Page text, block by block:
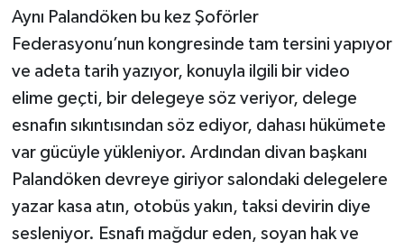
Aynı Palandöken bu kez Şoförler
Federasyonu’nun kongresinde tam tersini yapıyor
ve adeta tarih yazıyor, konuyla ilgili bir video
elime geçti, bir delegeye söz veriyor, delege
esnafın sıkıntısından söz ediyor, dahası hükümete
var gücüyle yükleniyor. Ardından divan başkanı
Palandöken devreye giriyor salondaki delegelere
yazar kasa atın, otobüs yakın, taksi devirin diye
sesleniyor. Esnafı mağdur eden, soyan hak ve